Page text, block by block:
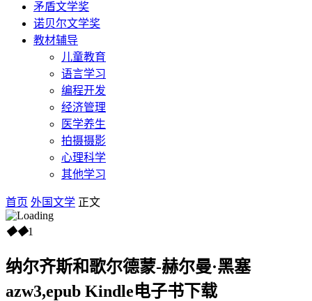
矛盾文学奖
诺贝尔文学奖
教材辅导
儿童教育
语言学习
编程开发
经济管理
医学养生
拍摄摄影
心理科学
其他学习
首页 外国文学 正文
◆◆1
纳尔齐斯和歌尔德蒙-赫尔曼·黑塞
azw3,epub Kindle电子书下载